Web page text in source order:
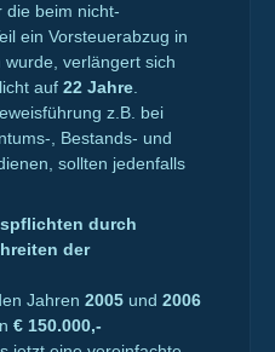
die beim nicht-
ein Vorsteuerabzug in
verlängert sich
auf 22 Jahre
z.B. bei
, Bestands- und
sollten jedenfalls
durch
der
Jahren 2005 und 2006
€ 150.000,-